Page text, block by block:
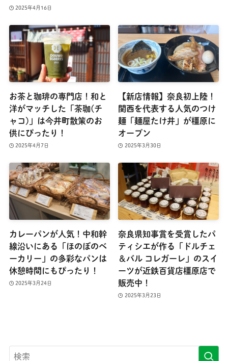
2025年4月16日
お茶と珈琲の専門店！和と
洋がマッチした「茶珈(チ
ャコ)」は今井町散策のお
供にぴったり！
2025年4月7日
【新店情報】奈良初上陸！
関西を代表する人気のつけ
麺「麺屋たけ井」が橿原に
オープン
2025年3月30日
カレーパンが人気！中和幹
線沿いにある「ほのぼのベ
ーカリー」の多彩なパンは
休憩時間にもぴったり！
2025年3月24日
奈良県知事賞を受賞したパ
ティシエが作る「ドルチェ
＆バル コレガーレ」のスイ
ーツが近鉄百貨店橿原店で
販売中！
2025年3月23日